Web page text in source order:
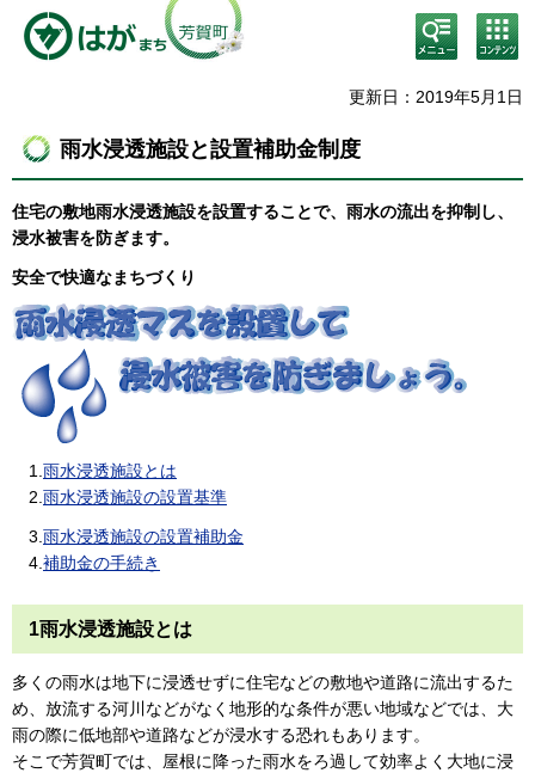
検
索・
メニ
コン
テン
ニュ
更新日：2019年5月1日
雨水浸透施設と設置補助金制度
住宅の敷地雨水浸透施設を設置することで、雨水の流出を抑制し、
浸水被害を防ぎます。
安全で快適なまちづくり
1. 雨水浸透施設とは
2. 雨水浸透施設の設置基準
3.雨水浸透施設の設置補助金
4.補助金の手続き
1雨水浸透施設とは
多くの雨水は地下に浸透せずに住宅などの敷地や道路に流出するた
め、放流する河川などがなく地形的な条件が悪い地域などでは、大
雨の際に低地部や道路などが浸水する恐れもあります。
そこで芳賀町では、屋根に降った雨水をろ過して効率よく大地に浸